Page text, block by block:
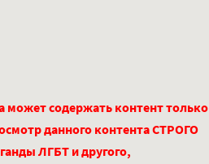
может содержать контент только
данного контента СТРОГО
ЛГБТ и другого,